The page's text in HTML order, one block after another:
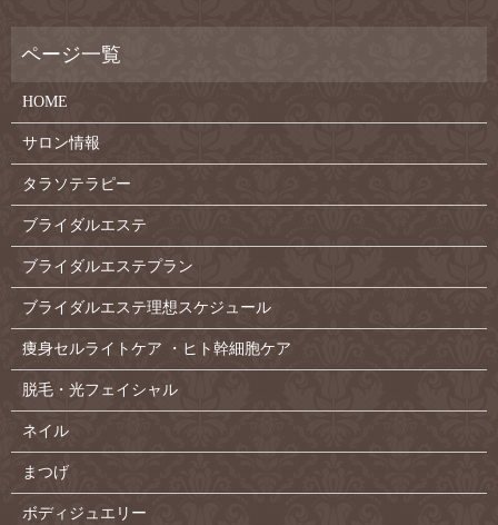
HOME
サロン情報
タラソテラピー
ブライダルエステ
ブライダルエステプラン
ブライダルエステ理想スケジュール
痩身セルライトケア ・ヒト幹細胞ケア
脱毛・光フェイシャル
ネイル
まつげ
ボディジュエリー